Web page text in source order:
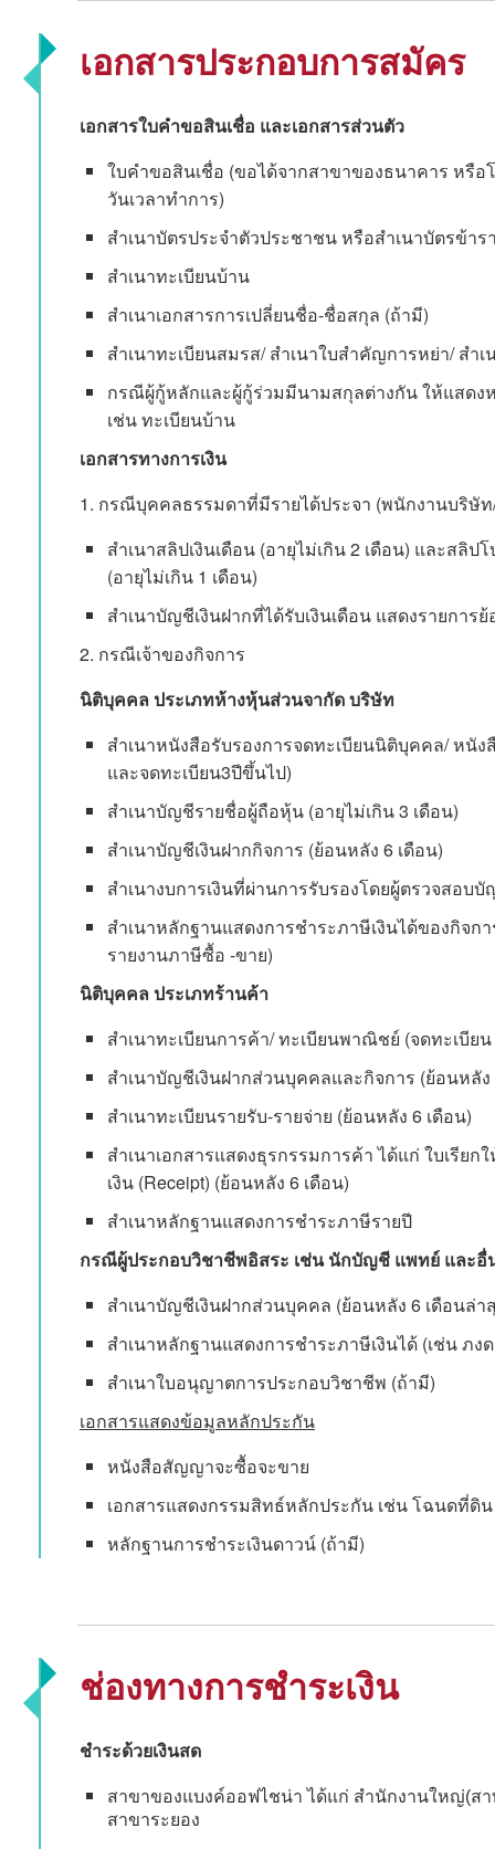
เอกสารประกอบการสมัคร
เอกสารใบคำขอสินเชื่อ และเอกสารส่วนตัว
ใบคำขอสินเชื่อ (ขอได้จากสาขาของธนาคาร หรือ
วันเวลาทำการ)
สำเนาบัตรประจำตัวประชาชน หรือสำเนาบัตรข้า
สำเนาทะเบียนบ้าน
สำเนาเอกสารการเปลี่ยนชื่อ-ชื่อสกุล (ถ้ามี)
สำเนาทะเบียนสมรส/ สำเนาใบสำคัญการหย่า/ ส
กรณีผู้กู้หลักและผู้กู้ร่วมมีนามสกุลต่างกัน ให้แสดง
เช่น ทะเบียนบ้าน
เอกสารทางการเงิน
1. กรณีบุคคลธรรมดาที่มีรายได้ประจา (พนักงานบริษั
สำเนาสลิปเงินเดือน (อายุไม่เกิน 2 เดือน) และสลิ
(อายุไม่เกิน 1 เดือน)
สำเนาบัญชีเงินฝากที่ได้รับเงินเดือน แสดงรายการ
2. กรณีเจ้าของกิจการ
นิติบุคคล ประเภทห้างหุ้นส่วนจากัด บริษัท
สำเนาหนังสือรับรองการจดทะเบียนนิติบุคคล/ หนั
และจดทะเบียน3ปีขึ้นไป)
สำเนาบัญชีรายชื่อผู้ถือหุ้น (อายุไม่เกิน 3 เดือน)
สำเนาบัญชีเงินฝากกิจการ (ย้อนหลัง 6 เดือน)
สำเนางบการเงินที่ผ่านการรับรองโดยผู้ตรวจสอ
สำเนาหลักฐานแสดงการชำระภาษีเงินได้ของกิจก
รายงานภาษีซื้อ -ขาย)
นิติบุคคล ประเภทร้านค้า
สำเนาทะเบียนการค้า/ ทะเบียนพาณิชย์ (จดทะเบีย
สำเนาบัญชีเงินฝากส่วนบุคคลและกิจการ (ย้อนหลัง
สำเนาทะเบียนรายรับ-รายจ่าย (ย้อนหลัง 6 เดือน)
สำเนาเอกสารแสดงธุรกรรมการค้า ได้แก่ ใบเรียก
เงิน (Receipt) (ย้อนหลัง 6 เดือน)
สำเนาหลักฐานแสดงการชำระภาษีรายปี
กรณีผู้ประกอบวิชาชีพอิสระ เช่น นักบัญชี แพทย์ และอื่
สำเนาบัญชีเงินฝากส่วนบุคคล (ย้อนหลัง 6 เดือนล่า
สำเนาหลักฐานแสดงการชำระภาษีเงินได้ (เช่น ภง
สำเนาใบอนุญาตการประกอบวิชาชีพ (ถ้ามี)
เอกสารแสดงข้อมูลหลักประกัน
หนังสือสัญญาจะซื้อจะขาย
เอกสารแสดงกรรมสิทธ์หลักประกัน เช่น โฉนดที่
หลักฐานการชำระเงินดาวน์ (ถ้ามี)
ช่องทางการชำระเงิน
ชำระด้วยเงินสด
สาขาของแบงค์ออฟไชน่า ได้แก่ สำนักงานใหญ่(ส
สาขาระยอง